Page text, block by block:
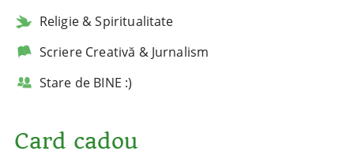
Religie & Spiritualitate
Scriere Creativă & Jurnalism
Stare de BINE :)
Card cadou